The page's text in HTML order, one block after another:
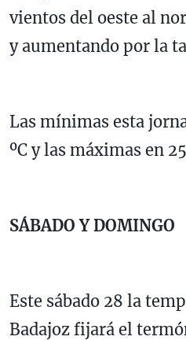
vientos del oeste al
y aumentando por la
Las mínimas esta
ºC y las máximas en
SÁBADO Y DOMINGO
Este sábado 28 la
Badajoz fijará el